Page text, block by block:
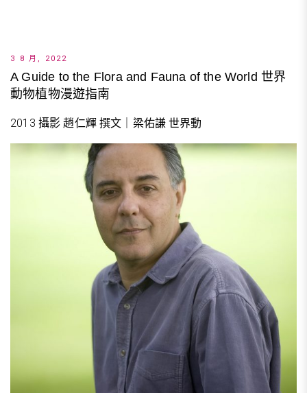
3 8 月, 2022
A Guide to the Flora and Fauna of the World 世界
動物植物漫遊指南
2013 攝影 趙仁輝 撰文｜梁佑謙 世界動